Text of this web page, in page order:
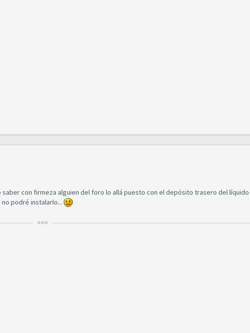
con firmeza alguien del foro lo allá puesto con el depósito trasero del líquido
podré instalarlo...